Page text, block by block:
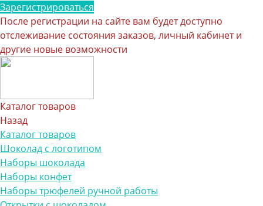
Зарегистрироваться
После регистрации на сайте вам будет доступно
отслеживание состояния заказов, личный кабинет и
другие новые возможности
Каталог товаров
Назад
Каталог товаров
Шоколад с логотипом
Наборы шоколада
Наборы конфет
Наборы трюфелей ручной работы